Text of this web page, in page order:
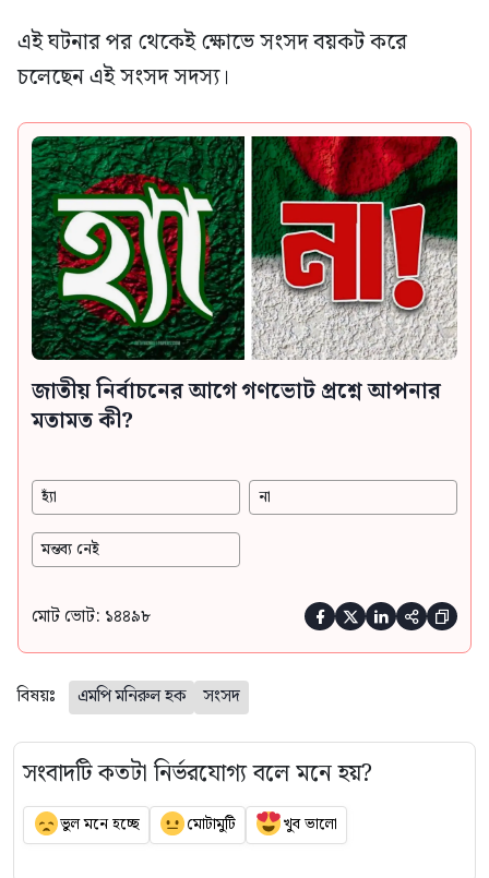
এই ঘটনার পর থেকেই ক্ষোভে সংসদ বয়কট করে
চলেছেন এই সংসদ সদস্য।
জাতীয় নির্বাচনের আগে গণভোট প্রশ্নে আপনার
মতামত কী?
হ্যাঁ না
মন্তব্য নেই
মোট ভোট: ১৪৪৯৮     
বিষয়ঃ এমপি মনিরুল হক সংসদ
সংবাদটি কতটা নির্ভরযোগ্য বলে মনে হয়?
ভুল মনে হচ্ছে মোটামুটি খুব ভালো